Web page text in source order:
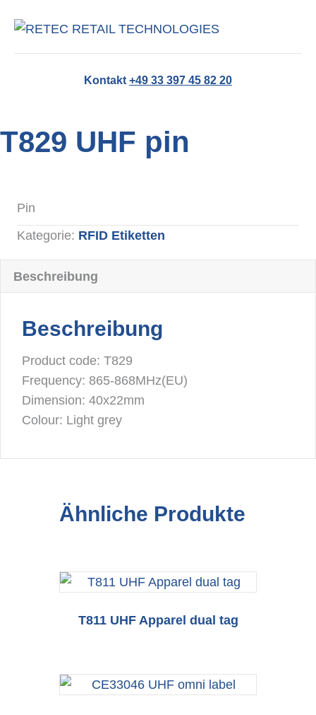
Kontakt +49 33 397 45 82 20
T829 UHF pin
Pin
Kategorie: RFID Etiketten
Beschreibung
Beschreibung
Product code: T829
Frequency: 865-868MHz(EU)
Dimension: 40x22mm
Colour: Light grey
Ähnliche Produkte
T811 UHF Apparel dual tag